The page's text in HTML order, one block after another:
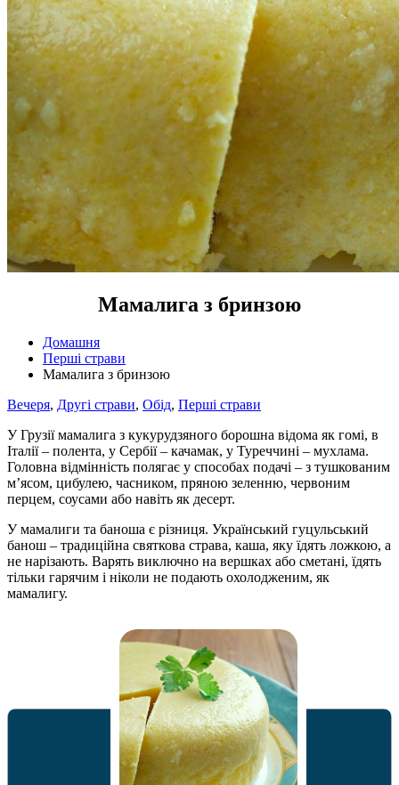
Мамалига з бринзою
Домашня
Перші страви
Мамалига з бринзою
Вечеря, Другі страви, Обід, Перші страви
У Грузії мамалига з кукурудзяного борошна відома як гомі, в
Італії – полента, у Сербії – качамак, у Туреччині – мухлама.
Головна відмінність полягає у способах подачі – з тушкованим
м’ясом, цибулею, часником, пряною зеленню, червоним
перцем, соусами або навіть як десерт.
У мамалиги та баноша є різниця. Український гуцульський
банош – традиційна святкова страва, каша, яку їдять ложкою, а
не нарізають. Варять виключно на вершках або сметані, їдять
тільки гарячим і ніколи не подають охолодженим, як
мамалигу.